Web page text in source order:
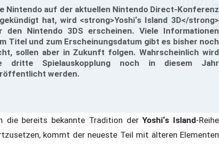
Nintendo auf der aktuellen Nintendo Direct-Konferenz
hat, wird <strong>Yoshi‘s Island 3D</strong>
den Nintendo 3DS erscheinen. Viele Informationen
Titel und zum Erscheinungsdatum gibt es bisher noch
sollen aber in Zukunft folgen. Wahrscheinlich wird
dritte Spielauskopplung noch in diesem Jahr
werden.
die bereits bekannte Tradition derYoshi‘s Island-Reihe
kommt der neueste Teil mit älteren Elementen